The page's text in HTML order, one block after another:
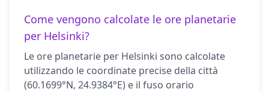
Come vengono calcolate le ore planetarie
per Helsinki?
Le ore planetarie per Helsinki sono calcolate
utilizzando le coordinate precise della città
(60.1699°N, 24.9384°E) e il fuso orario